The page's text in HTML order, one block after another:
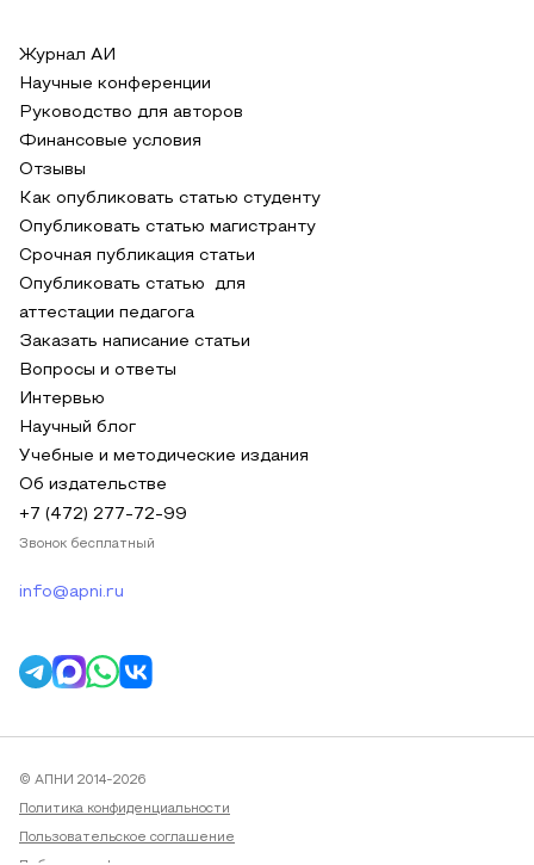
Журнал АИ
Научные конференции
Руководство для авторов
Финансовые условия
Отзывы
Как опубликовать статью студенту
Опубликовать статью магистранту
Срочная публикация статьи
Опубликовать статью для
аттестации педагога
Заказать написание статьи
Вопросы и ответы
Интервью
Научный блог
Учебные и методические издания
Об издательстве
+7 (472) 277-72-99
Звонок бесплатный
info@apni.ru
© АПНИ 2014-2026
Политика конфиденциальности
Пользовательское соглашение